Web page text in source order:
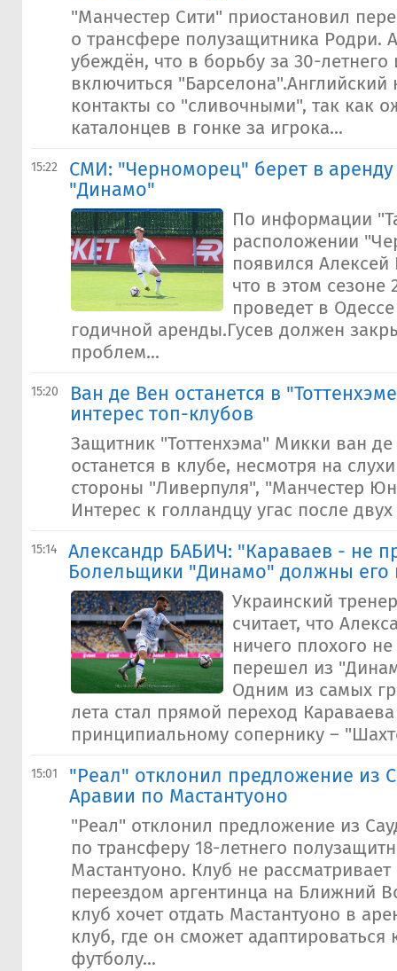
"Манчестер Сити" приостановил
о трансфере полузащитника Родри.
убеждён, что в борьбу за 30-
включиться "Барселона".Английский
контакты со "сливочными", так как
каталонцев в гонке за игрока...
15:22
СМИ: "Черноморец" берет в
"Динамо"
По информации
расположении
появился Алексей
что в этом сезоне
проведет в
годичной аренды.Гусев должен
проблем...
15:20
Ван де Вен останется в
интерес топ-клубов
Защитник "Тоттенхэма" Микки ван
останется в клубе, несмотря на
стороны "Ливерпуля", "Манчестер
Интерес к голландцу угас после
15:14
Александр БАБИЧ: "Караваев - не
Болельщики "Динамо" должны его
Украинский
считает, что
ничего плохого
перешел из
Одним из самых
лета стал прямой переход
принципиальному сопернику –
15:01
"Реал" отклонил предложение из
Аравии по Мастантуоно
"Реал" отклонил предложение из
по трансферу 18-летнего
Мастантуоно. Клуб не рассматривает
переездом аргентинца на Ближний
клуб хочет отдать Мастантуоно в
клуб, где он сможет адаптироваться
футболу...